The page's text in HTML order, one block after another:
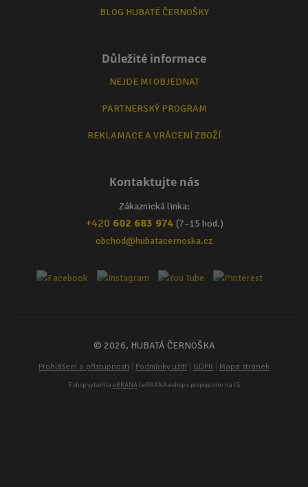
BLOG HUBATÉ ČERNOŠKY
Důležité informace
NEJDE MI OBJEDNAT
PARTNERSKÝ PROGRAM
REKLAMACE A VRÁCENÍ ZBOŽÍ
Kontaktujte nás
Zákaznická linka:
+420 602 683 974 (7–15 hod.)
obchod@hubatacernoska.cz
© 2026, HUBATÁ ČERNOŠKA
Prohlášení o přístupnosti Podmínky užití GDPR Mapa stránek
Eshop vytvořila eBRÁNA| eBRÁNA eshop s propojením na IS